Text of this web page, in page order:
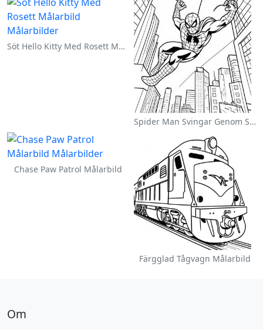
Söt Hello Kitty Med Rosett Målarbild
Spider Man Svingar Genom Staden Målarbild
Chase Paw Patrol Målarbild
Färgglad Tågvagn Målarbild
Om